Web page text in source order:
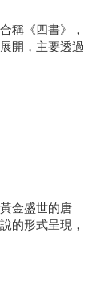
稱《四書》，
開，主要透過
金盛世的唐
的形式呈現，